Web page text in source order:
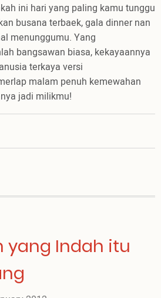
ini hari yang paling kamu tunggu
busana terbaek, gala dinner nan
menunggumu. Yang
bangsawan biasa, kekayaannya
terkaya versi
malam penuh kemewahan
jadi milikmu!
yang Indah itu